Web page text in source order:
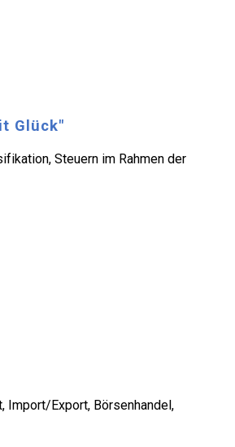
Glück"
Steuern im Rahmen der
Import/Export, Börsenhandel,